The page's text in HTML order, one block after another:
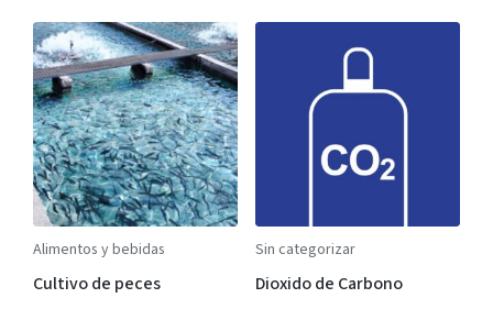
Alimentos y bebidas
Cultivo de peces
Sin categorizar
Dioxido de Carbono